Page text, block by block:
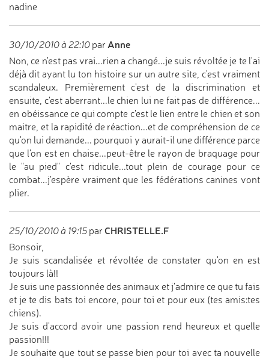
nadine
30/10/2010 à 22:10 par Anne
Non, ce n'est pas vrai...rien a changé...je suis révoltée je te l'ai
déjà dit ayant lu ton histoire sur un autre site, c'est vraiment
scandaleux. Premièrement c'est de la discrimination et
ensuite, c'est aberrant...le chien lui ne fait pas de différence...
en obéissance ce qui compte c'est le lien entre le chien et son
maitre, et la rapidité de réaction...et de compréhension de ce
qu'on lui demande... pourquoi y aurait-il une différence parce
que l'on est en chaise...peut-être le rayon de braquage pour
le "au pied" c'est ridicule...tout plein de courage pour ce
combat...j'espère vraiment que les fédérations canines vont
plier.
25/10/2010 à 19:15 par CHRISTELLE.F
Bonsoir,
Je suis scandalisée et révoltée de constater qu'on en est
toujours là!!
Je suis une passionnée des animaux et j'admire ce que tu fais
et je te dis bats toi encore, pour toi et pour eux (tes amis:tes
chiens).
Je suis d'accord avoir une passion rend heureux et quelle
passion!!!
Je souhaite que tout se passe bien pour toi avec ta nouvelle